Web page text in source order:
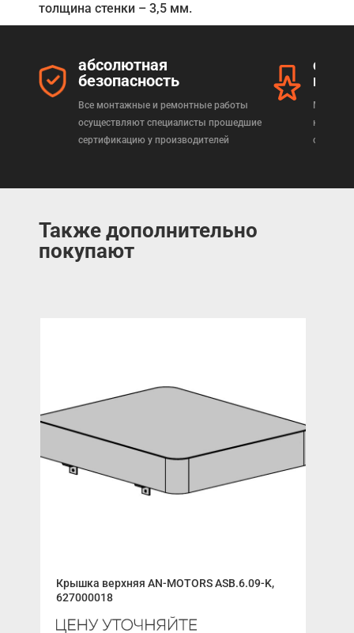
толщина стенки – 3,5 мм.
абсолютная
безопасность
Все монтажные и ремонтные работы
осуществляют специалисты прошедшие
сертификацию у производителей
Мы
Также дополнительно
покупают
Крышка верхняя AN-MOTORS ASB.6.09-K,
627000018